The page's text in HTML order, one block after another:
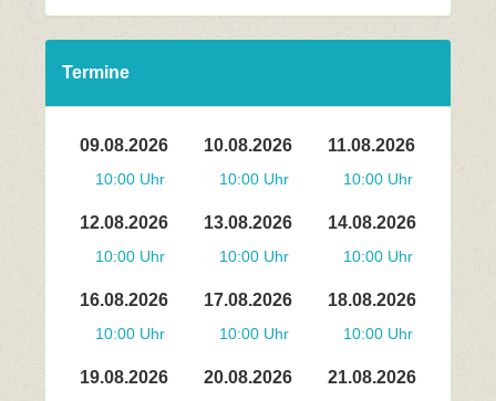
Termine
09.08.2026
10:00 Uhr
10.08.2026
10:00 Uhr
11.08.2026
10:00 Uhr
12.08.2026
10:00 Uhr
13.08.2026
10:00 Uhr
14.08.2026
10:00 Uhr
16.08.2026
10:00 Uhr
17.08.2026
10:00 Uhr
18.08.2026
10:00 Uhr
19.08.2026 20.08.2026 21.08.2026